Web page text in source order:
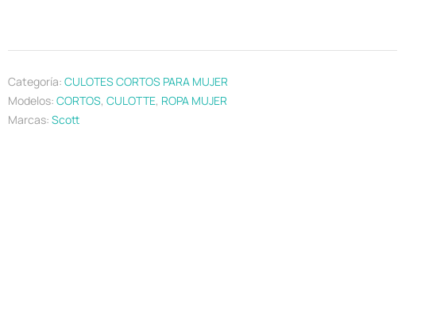
Categoría: CULOTES CORTOS PARA MUJER
Modelos: CORTOS, CULOTTE, ROPA MUJER
Marcas: Scott